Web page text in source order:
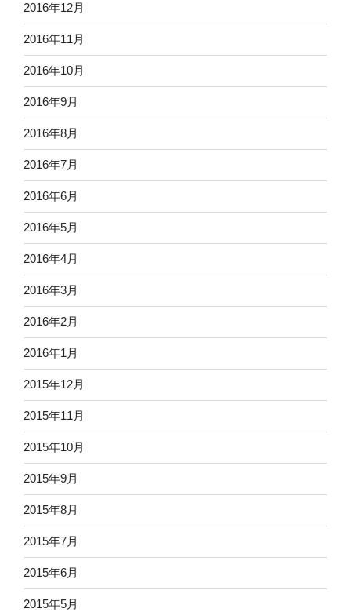
2016年12月
2016年11月
2016年10月
2016年9月
2016年8月
2016年7月
2016年6月
2016年5月
2016年4月
2016年3月
2016年2月
2016年1月
2015年12月
2015年11月
2015年10月
2015年9月
2015年8月
2015年7月
2015年6月
2015年5月